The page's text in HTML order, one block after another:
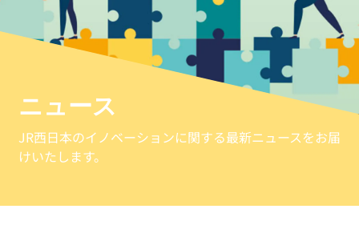
ニュース
JR西日本のイノベーションに関する最新ニュースをお届
けいたします。